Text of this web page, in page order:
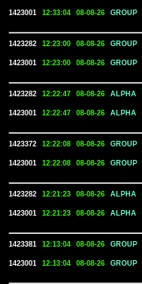
1423001
12:33:04 08-08-26 GROUP
1423282 12:23:00 08-08-26 GROUP
1423001
12:23:00 08-08-26 GROUP
1423282 12:22:47 08-08-26 ALPHA
1423001
12:22:47 08-08-26 ALPHA
1423372 12:22:08 08-08-26 GROUP
1423001
12:22:08 08-08-26 GROUP
1423282 12:21:23 08-08-26 ALPHA
1423001
12:21:23 08-08-26 ALPHA
1423381 12:13:04 08-08-26 GROUP
1423001
12:13:04 08-08-26 GROUP